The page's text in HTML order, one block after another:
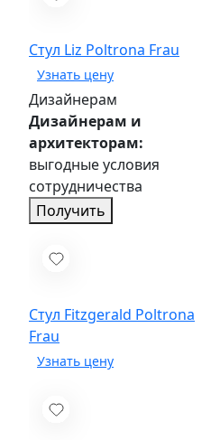
Стул Liz Poltrona Frau
Дизайнерам
Дизайнерам и
архитекторам:
выгодные условия
сотрудничества
Получить
Стул Fitzgerald Poltrona
Frau